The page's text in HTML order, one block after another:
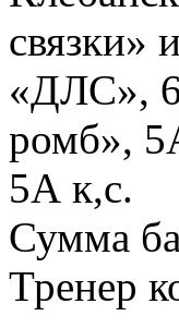
связки»
«ДЛС»,
ромб»,
5А к,с.
Сумма
Тренер